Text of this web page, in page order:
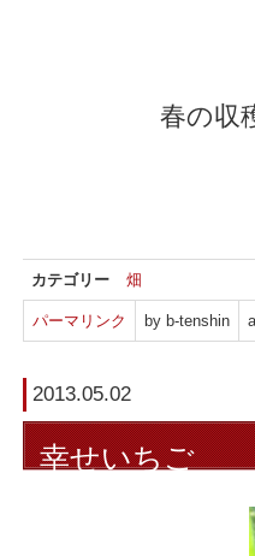
春の収
カテゴリー 畑
パーマリンク by b-tenshin
2013.05.02
幸せいちご